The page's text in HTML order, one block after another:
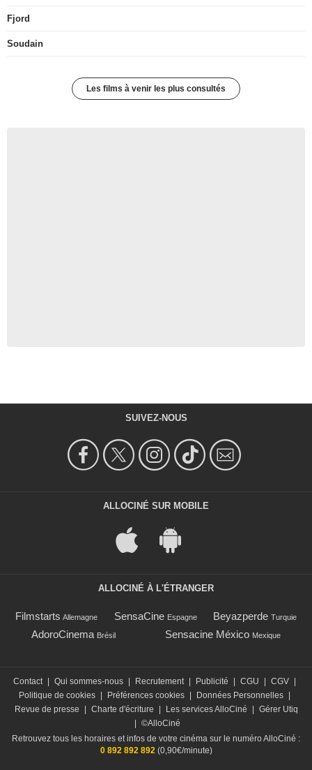
Fjord
Soudain
Les films à venir les plus consultés
SUIVEZ-NOUS
ALLOCINÉ SUR MOBILE
ALLOCINÉ À L'ÉTRANGER
Filmstarts Allemagne SensaCine Espagne Beyazperde Turquie
AdoroCinema Brésil Sensacine México Mexique
Contact Qui sommes-nous Recrutement Publicité CGU CGV
Politique de cookies
Préférences cookies Données Personnelles
Revue de presse
Charte d'écriture Les services AlloCiné
Gérer Utiq
©AlloCiné
Retrouvez tous les horaires et infos de votre cinéma sur le numéro AlloCiné :
0 892 892 892(0,90€/minute)